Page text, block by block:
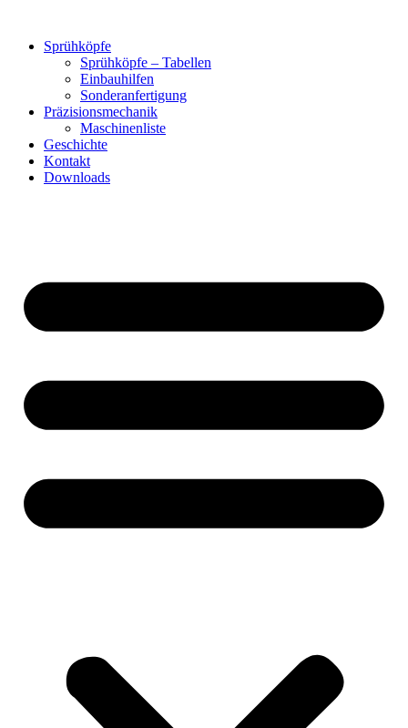
springenSprühköpfe
Sprühköpfe – Tabellen
Einbauhilfen
Sonderanfertigung
Präzisionsmechanik
Maschinenliste
Geschichte
Kontakt
Downloads